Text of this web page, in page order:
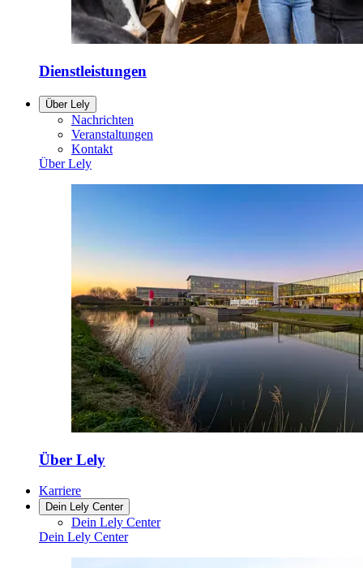
Dienstleistungen
Über Lely
Nachrichten
Veranstaltungen
Kontakt
Über Lely
Über Lely
Karriere
Dein Lely Center
Dein Lely Center
Dein Lely Center